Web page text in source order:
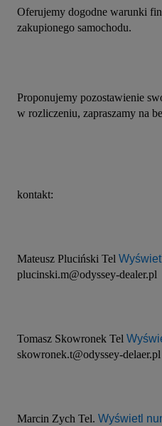
Oferujemy dogodne warunki
zakupionego samochodu.
Proponujemy pozostawienie
w rozliczeniu, zapraszamy na
kontakt:
Mateusz Pluciński Tel
plucinski.m@odyssey-dealer.pl
Tomasz Skowronek Tel
skowronek.t@odyssey-delaer.pl
Marcin Zych Tel. Wyświetl